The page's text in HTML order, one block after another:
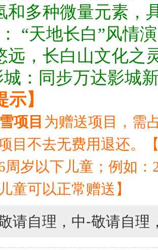
和多种微量元素，
“天地长白”风情
远，长白山文化之
：同步万达影城
示】
项目 为赠送项目，需
目不去无费用退还。
周岁以下儿童；例如：
童可以正常赠送】
请自理，中-敬请自理